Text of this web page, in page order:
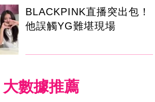
BLACKPINK直播突出包！
他誤觸YG難堪現場
大數據推薦